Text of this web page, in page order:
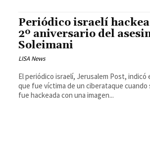
Periódico israelí
2º aniversario del
Soleimani
LISA News
El periódico israelí, Jerusalem Post, indicó
que fue víctima de un ciberataque cuando
fue hackeada con una imagen...